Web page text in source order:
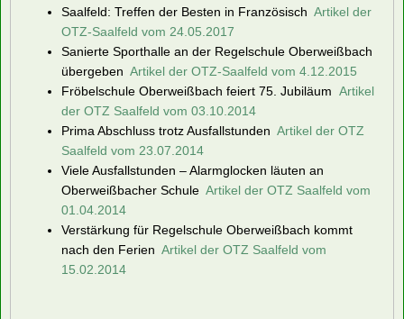
Saalfeld: Treffen der Besten in Französisch Artikel der
OTZ-Saalfeld vom 24.05.2017
Sanierte Sporthalle an der Regelschule Oberweißbach
übergeben Artikel der OTZ-Saalfeld vom 4.12.2015
Fröbelschule Oberweißbach feiert 75. Jubiläum Artikel
der OTZ Saalfeld vom 03.10.2014
Prima Abschluss trotz Ausfallstunden Artikel der OTZ
Saalfeld vom 23.07.2014
Viele Ausfallstunden – Alarmglocken läuten an
Oberweißbacher Schule Artikel der OTZ Saalfeld vom
01.04.2014
Verstärkung für Regelschule Oberweißbach kommt
nach den Ferien Artikel der OTZ Saalfeld vom
15.02.2014